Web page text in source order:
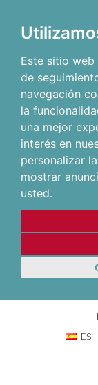
Este sitio
de
navegación
la
una mejor
interés en
personalizar
mostrar
usted.
ES